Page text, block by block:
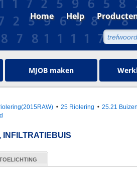
Home Help
MJOB maken
25 Riolering
25.21